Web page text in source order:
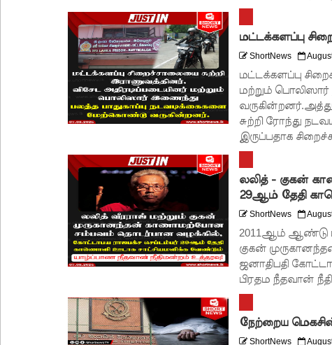
மட்டக்களப்பு
ShortNews
மட்டக்களப்பு
மற்றும்
சுற்றி ரோந்து
இருப்பதாக
லலித் - குகன்
29ஆம் தேதி
ShortNews
2011ஆம் ஆண்டு
குகன்
ஜனாதிபதி
பிரதம நீதவான்
நேற்றைய
ShortNews